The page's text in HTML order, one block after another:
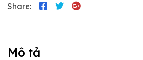
Share:
Mô tả